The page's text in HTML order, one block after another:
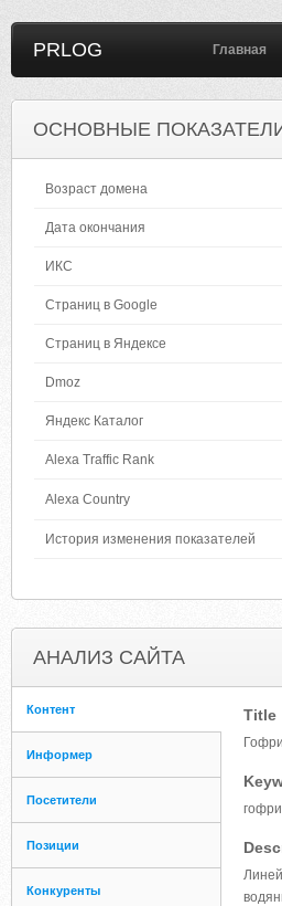
PRLOG Главная
ОСНОВНЫЕ
Возраст домена
Дата окончания
ИКС
Страниц в Google
Страниц в Яндексе
Dmoz
Яндекс Каталог
Alexa Traffic Rank
Alexa Country
История изменения показателей
АНАЛИЗ САЙТА
Контент
Информер
Посетители
Позиции
Конкуренты
Title